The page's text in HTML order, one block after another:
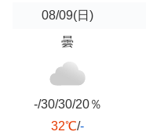
08/09(日)
曇
-/30/30/20％
32℃/-